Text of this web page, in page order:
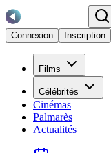
Connexion
Inscription
Films
Célébrités
Cinémas
Palmarès
Actualités